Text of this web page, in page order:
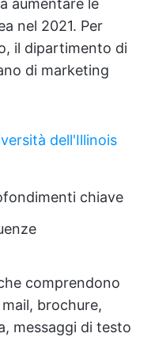
aumentare le
nel 2021. Per
il dipartimento di
di marketing
dell'Illinois
chiave
comprendono
brochure,
messaggi di testo